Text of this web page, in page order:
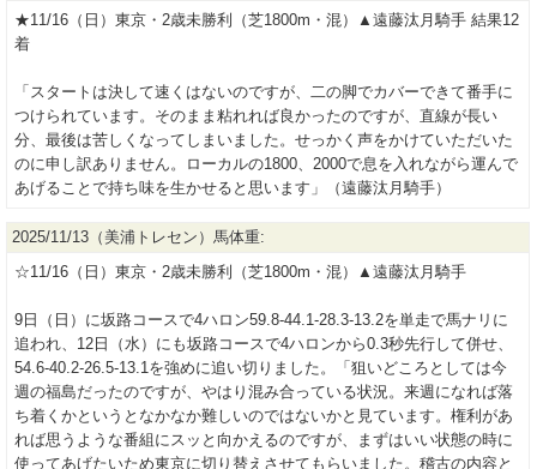
★11/16（日）東京・2歳未勝利（芝1800m・混）▲遠藤汰月騎手 結果12
着
「スタートは決して速くはないのですが、二の脚でカバーできて番手に
つけられています。そのまま粘れれば良かったのですが、直線が長い
分、最後は苦しくなってしまいました。せっかく声をかけていただいた
のに申し訳ありません。ローカルの1800、2000で息を入れながら運んで
あげることで持ち味を生かせると思います」（遠藤汰月騎手）
2025/11/13（美浦トレセン）馬体重:
☆11/16（日）東京・2歳未勝利（芝1800m・混）▲遠藤汰月騎手
9日（日）に坂路コースで4ハロン59.8-44.1-28.3-13.2を単走で馬ナリに
追われ、12日（水）にも坂路コースで4ハロンから0.3秒先行して併せ、
54.6-40.2-26.5-13.1を強めに追い切りました。「狙いどころとしては今
週の福島だったのですが、やはり混み合っている状況。来週になれば落
ち着くかというとなかなか難しいのではないかと見ています。権利があ
れば思うような番組にスッと向かえるのですが、まずはいい状態の時に
使ってあげたいため東京に切り替えさせてもらいました。稽古の内容と